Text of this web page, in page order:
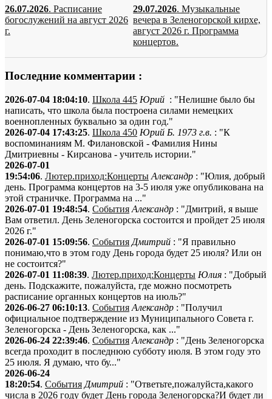
26.07.2026. Расписание
богослужений на август 2026
г.
29.07.2026. Музыкальные
вечера в Зеленогорской кирхе,
август 2026 г. Программа
концертов.
Последние комментарии :
2026-07-04 18:04:10. Школа 445 Юрий : "Нелишне было бы
написать, что школа была построена силами немецких
военнопленных буквально за один год."
2026-07-04 17:43:25. Школа 450 Юрий Б. 1973 г.в. : "К
воспоминаниям М. Филановской - Фамилия Нины
Дмитриевны - Кирсанова - учитель истории."
2026-07-01
19:54:06. Лютер.приход:Концерты Александр : "Юлия, добрый
день. Программа концертов на 3-5 июля уже опубликована на
этой страничке. Программа на ..."
2026-07-01 19:48:54. События Александр : "Дмитрий, я выше
Вам ответил. День Зеленогорска состоится и пройдет 25 июля
2026 г."
2026-07-01 15:09:56. События Дмитрий : "Я правильно
понимаю,что в этом году День города будет 25 июля? Или он
не состоится?"
2026-07-01 11:08:39. Лютер.приход:Концерты Юлия : "Добрый
день. Подскажите, пожалуйста, где можно посмотреть
расписание органных концертов на июль?"
2026-06-27 06:10:13. События Александр : "Получил
официальное подтверждение из Муниципального Совета г.
Зеленогорска - День Зеленогорска, как ..."
2026-06-24 22:39:46. События Александр : "День Зеленогорска
всегда проходит в последнюю субботу июля. В этом году это
25 июля. Я думаю, что бу..."
2026-06-24
18:20:54. События Дмитрий : "Ответьте,пожалуйста,какого
числа в 2026 году будет День города Зеленогорска?И будет ли